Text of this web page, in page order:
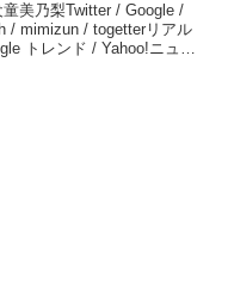
美乃梨Twitter / Google /
/ mimizun / togetterリアル
トレンド / Yahoo!ニュー